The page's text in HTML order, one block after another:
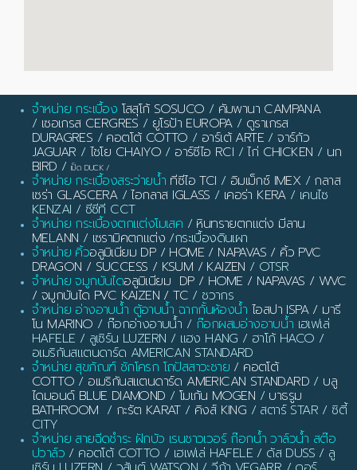
จำหน่าย กระเบื้อง โสสุโก้ SOSUCO / คัมพานา CAMPANA
/ เซอเกรส CERGRES / ยูโรป้า EUROPA/ ดูราเกรส
DURAGRES / คอตโต้ COTTO / อาร์เต้ ARTE /จาร์กัว
JAGUAR / ไชโย CHAIYO / อาร์ซีไอ RCI /ไก่ CHICKEN / นก
BIRD / เป็ด DUCK /
จำหน่าย กระเบื้องสระว่ายน้ำ ทีซีไอ TCI / อิมเม็กซ์ IMEX/ กลาส
เซร่า GLASCERA/ไอกลาส IGLASS / เคอร่า KERA/ เคนไซ
KENZAI / ซีซีที CCT
จำหน่าย กระเบื้องตกแต่งโมเสค / หินทรายตกแต่ง มีลาน
MELANN / เซรามิคตกแต่ง /กระเบื้องดินเผา
จำหน่าย คิ้วอลูมิเนียม DP / HOME / NAPAVAS / คิ้ว PVC
DRAGON / SUCCESS / KSUM / KAIZEN / OTSR
จำหน่าย จมูกบันไดอลูมิเนียม DP / HOME / NAPAVAS / WVC
/ จมูกบันได PVC KAIZEN / TC / ชวากร
จำหน่าย อ่างอาบน้ำ ตู้อาบน้ำ ฉากกั้นห้องน้ำ ไอสปา ISPA / มารี
โน MARINO / ก๊อกอ่างอาบน้ำ / ก๊อกผสมอ่างอาบน้ำ เฮเฟเล่
HAFELE / ลูเซิร์น LUZERN / แฮง HANG / ฮาโก้ HACO /
อเมริกันสแตนดาร์ด AMERICAN STANDARD
จำหน่าย สุขภัณฑ์ ชักโครก โถปัสสาวะชาย / คอตโต้
COTTO / อเมริกันสแตนดาร์ด AMERICAN STANDARD / บลู
ไดมอนด์ BLUE DIAMOND / โมเก้น MOGEN / บาธรูม
BATHROOM / กะรัต KARAT/ คิงส์ KING / สตาร์ STAR / ซิตี้
CITY
จำหน่าย สายฉีดชำระ ฝักบัว เรนชาวเวอร์ ก๊อกน้ำ วาล์วน้ำ สต๊อ
ปวาล์ว / คอตโต้ COTTO / เฮเฟเล่ HAFELE / ดัส DUSS / ลู